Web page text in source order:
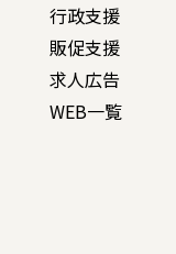
行政支援
販促支援
求人広告
WEB一覧